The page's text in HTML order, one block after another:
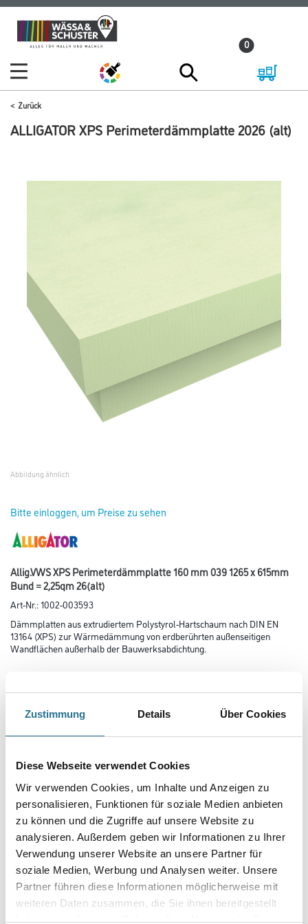
Zustimmung Details Über Cookies
Diese Webseite verwendet Cookies
Wir verwenden Cookies, um Inhalte und Anzeigen zu
personalisieren, Funktionen für soziale Medien anbieten
zu können und die Zugriffe auf unsere Website zu
analysieren. Außerdem geben wir Informationen zu Ihrer
Verwendung unserer Website an unsere Partner für
soziale Medien, Werbung und Analysen weiter. Unsere
Partner führen diese Informationen möglicherweise mit
weiteren Daten zusammen, die Sie ihnen bereitgestellt
haben oder die sie im Rahmen Ihrer Nutzung der Dienste
Zum
Inhalt
Zum
Navigationsmenü
0
Zurück
ALLIGATOR XPS Perimeterdämmplatte 2026 (alt)
Abbildung ähnlich
Bitte einloggen, um Preise zu sehen
Allig.VWS XPS Perimeterdämmplatte 160 mm 039 1265 x 615mm
Bund = 2,25qm 26(alt)
Art-Nr.:1002-003593
Dämmplatten aus extrudiertem Polystyrol-Hartschaum nach DIN EN
13164 (XPS) zur Wärmedämmung von erdberührten außenseitigen
Wandflächen außerhalb der Bauwerksabdichtung.
Gebinde
Plattenstärke